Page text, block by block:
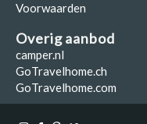
Voorwaarden
Overig aanbod
camper.nl
GoTravelhome.ch
GoTravelhome.com